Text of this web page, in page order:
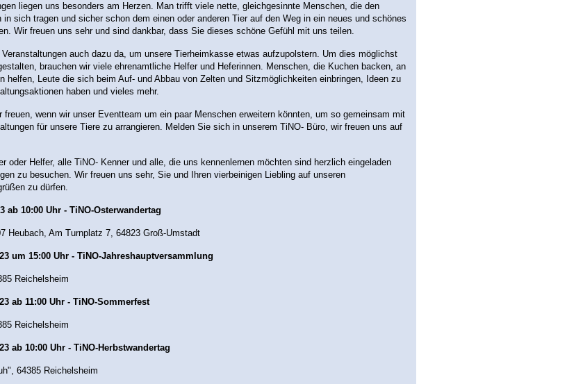
liegen uns besonders am Herzen. Man trifft viele nette, gleichgesinnte Menschen, die den
in sich tragen und sicher schon dem einen oder anderen Tier auf den Weg in ein neues und schönes
Wir freuen uns sehr und sind dankbar, dass Sie dieses schöne Gefühl mit uns teilen.
auch dazu da, um unsere Tierheimkasse etwas aufzupolstern. Um dies möglichst
brauchen wir viele ehrenamtliche Helfer und Heferinnen. Menschen, die Kuchen backen, an
helfen, Leute die sich beim Auf- und Abbau von Zelten und Sitzmöglichkeiten einbringen, Ideen zu
haben und vieles mehr.
freuen, wenn wir unser Eventteam um ein paar Menschen erweitern könnten, um so gemeinsam mit
für unsere Tiere zu arrangieren. Melden Sie sich in unserem TiNO- Büro, wir freuen uns auf
oder Helfer, alle TiNO- Kenner und alle, die uns kennenlernen möchten sind herzlich eingeladen
zu besuchen. Wir freuen uns sehr, Sie und Ihren vierbeinigen Liebling auf unseren
zu dürfen.
ab 10:00 Uhr - TiNO-Osterwandertag
Heubach, Am Turnplatz 7, 64823 Groß-Umstadt
um 15:00 Uhr - TiNO-Jahreshauptversammlung
Reichelsheim
ab 11:00 Uhr - TiNO-Sommerfest
Reichelsheim
ab 10:00 Uhr - TiNO-Herbstwandertag
64385 Reichelsheim